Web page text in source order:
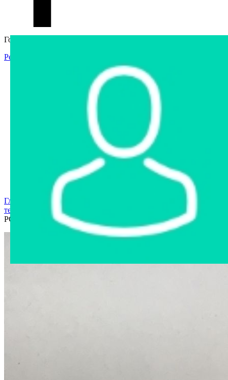
Гостевой доступ
Регистрация
Интернет-магазин
Интернет-витрина
Арестованное имущество
Реестр несостоявшихся торгов
Реестр переоценок
Государственное имущество
Главная страница
техника
Диск DVD-R TITANUM 4,7GB X8 - CAKE BOX 10
PCS артикул 1071 Китай